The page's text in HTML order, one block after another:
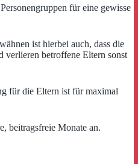
für eine gewisse
ist hierbei auch, dass die
verlieren betroffene Eltern sonst
für die Eltern ist für maximal
beitragsfreie Monate an.